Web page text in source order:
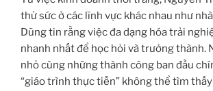
thử sức ở các lĩnh vực khác nhau như
Dũng tin rằng việc đa dạng hóa trải
nhanh nhất để học hỏi và trưởng thành.
nhỏ cùng những thành công ban đầu
“giáo trình thực tiễn” không thể tìm